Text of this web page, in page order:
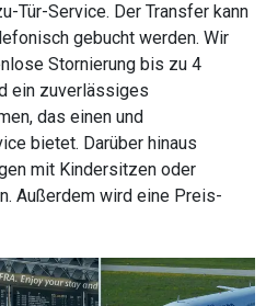
Tür-Service. Der Transfer kann
gebucht werden. Wir
Stornierung bis zu 4
ein zuverlässiges
das einen und
bietet. Darüber hinaus
mit Kindersitzen oder
Außerdem wird eine Preis-